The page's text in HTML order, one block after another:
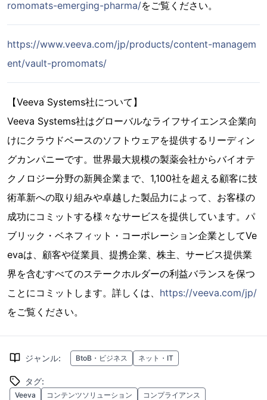
romomats-emerging-pharma/をご覧ください。
https://www.veeva.com/jp/products/content-managem
ent/vault-promomats/
【Veeva Systems社について】
Veeva Systems社はグローバルなライフサイエンス企業向
けにクラウドベースのソフトウェアを提供するリーディン
グカンパニーです。世界最大規模の製薬会社からバイオテ
クノロジー分野の新興企業まで、1,100社を超える顧客に技
術革新への取り組みや卓越した製品力によって、お客様の
成功にコミットする様々なサービスを提供しています。パ
ブリック・ベネフィット・コーポレーション企業としてVe
evaは、顧客や従業員、提携企業、株主、サービス提供業
界を含むすべてのステークホルダーの利益バランスを保つ
ことにコミットします。詳しくは、 https://veeva.com/jp/
をご覧ください。
ジャンル: BtoB・ビジネス ネット・IT
タグ:
Veeva コンテンツソリューション
コンプライアンス